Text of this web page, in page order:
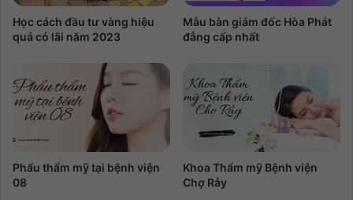
Học cách đầu tư vàng hiệu
quả có lãi năm 2023
Mẫu bàn giám đốc Hòa Phát
đẳng cấp nhất
Phẩu thẩm mỹ tại bệnh viện
08
Khoa Thẩm mỹ Bệnh viện
Chợ Rẫy